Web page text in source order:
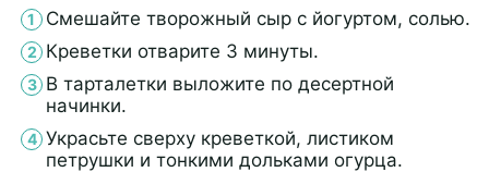
Смешайте творожный сыр с йогуртом, солью.
Креветки отварите 3 минуты.
В тарталетки выложите по десертной
начинки.
Украсьте сверху креветкой, листиком
петрушки и тонкими дольками огурца.